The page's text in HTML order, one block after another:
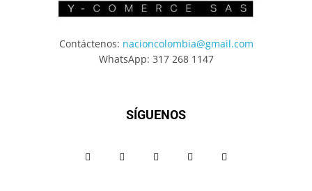
Contáctenos: nacioncolombia@gmail.com
WhatsApp: 317 268 1147
SÍGUENOS